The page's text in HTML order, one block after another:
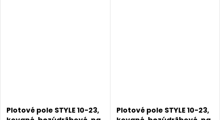
Plotové pole STYLE 10-23,
Plotové pole STYLE 10-23,